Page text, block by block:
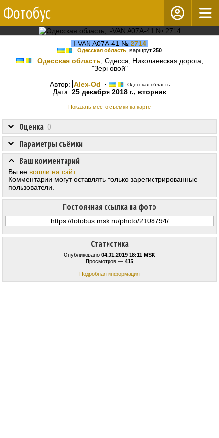
Фотобус
I-VAN A07A-41 № 2714
Одесская область , маршрут 250
Одесская область , Одесса, Николаевская дорога,
"Зерновой"
Автор: Alex-Od · Одесская область
Дата: 25 декабря 2018 г., вторник
Показать место съёмки на карте
Статистика
Опубликовано 04.01.2019 18:11 MSK
Просмотров — 415
Подробная информация
Оценка 0
Постоянная ссылка на фото
Параметры съёмки
Ваш комментарий
Вы не вошли на сайт.
Комментарии могут оставлять только зарегистрированные
пользователи.